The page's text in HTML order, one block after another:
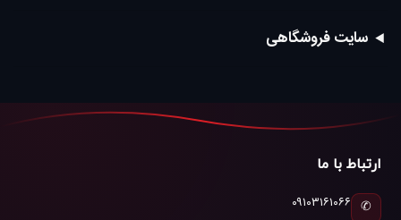
سایت فروشگاهی
ارتباط با ما
✆ ۰۹۱۰۳۱۶۱۰۶۶